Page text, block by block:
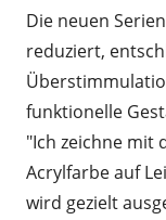
Die neuen
reduziert,
funktionelle
"Ich zeichne mit
Acrylfarbe auf
wird gezielt